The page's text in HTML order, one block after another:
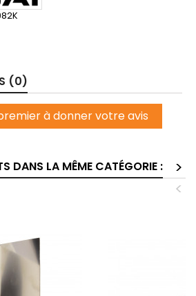
(0)
à donner votre avis
DANS LA MÊME CATÉGORIE :
>
<